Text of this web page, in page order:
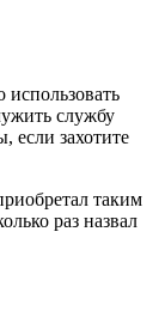
службу
если захотите
таким
раз назвал